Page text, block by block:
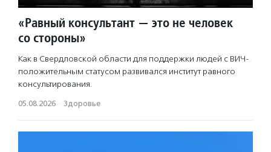
«Равный консультант — это не человек
со стороны»
Как в Свердловской области для поддержки людей с ВИЧ-
положительным статусом развивался институт равного
консультирования.
05.08.2026 · Здоровье